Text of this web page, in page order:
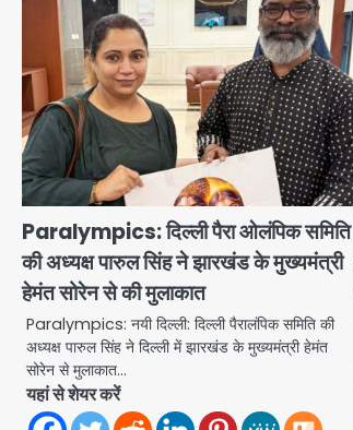
Paralympics: दिल्ली पैरा ओलंपिक समिति
की अध्यक्ष पारुल सिंह ने झारखंड के मुख्यमंत्री
हेमंत सोरेन से की मुलाकात
Paralympics: नयी दिल्ली: दिल्ली पैरालंपिक समिति की
अध्यक्ष पारुल सिंह ने दिल्ली में झारखंड के मुख्यमंत्री हेमंत
सोरेन से मुलाकात…
यहां से शेयर करें